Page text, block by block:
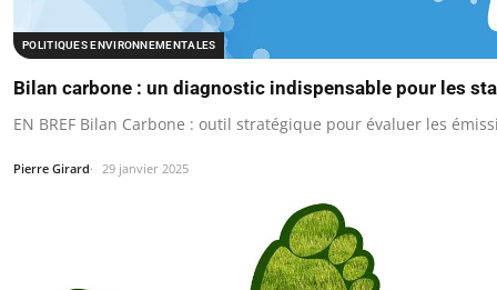
POLITIQUES ENVIRONNEMENTALES
Bilan carbone : un diagnostic indispensable pour les
EN BREF Bilan Carbone : outil stratégique pour évaluer les
Pierre Girard 29 janvier 2025